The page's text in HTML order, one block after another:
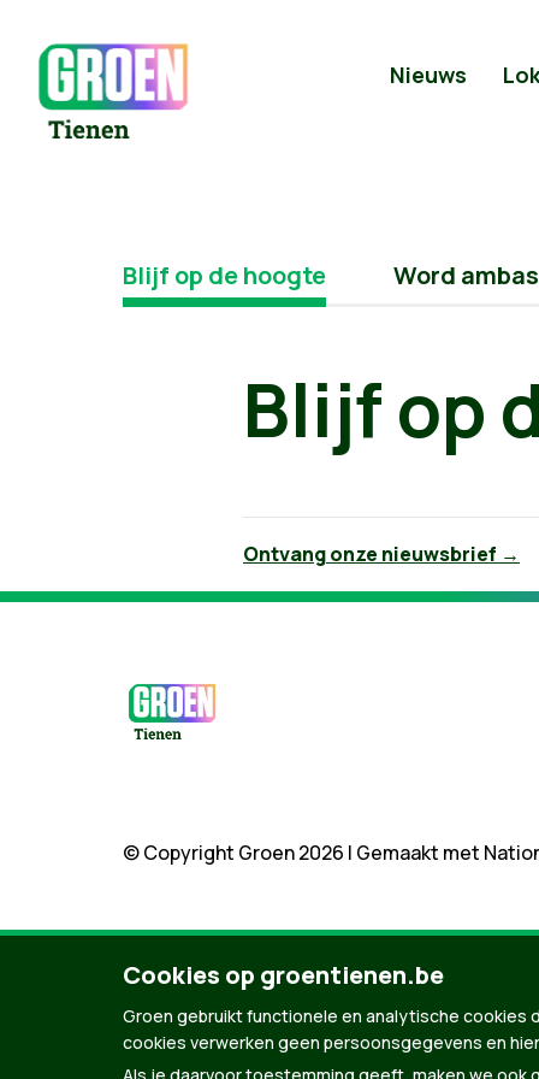
Nieuws
Blijf op de hoogte Word
Blijf op
Ontvang onze nieuwsbrief →
© Copyright Groen 2026 | Gemaakt met
Cookies op groentienen.be
Groen gebruikt functionele en analytische cookies
cookies verwerken geen persoonsgegevens en